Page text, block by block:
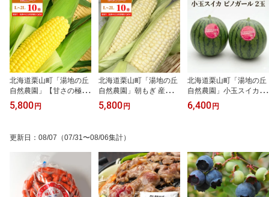
北海道栗山町「湯地の丘
自然農園」【甘さの極み
栗山コーン】10本 L〜2L
サイズ朝もぎ 産地直送※
送予定とうもろこし 北海
道トウモロコシ 北海道
とうもろこし 送料無料
ゴールドラッシュ 黄色
甘い
5,800 円
北海道栗山町「湯地の丘
自然農園」朝もぎ 産地直
送 北海道 とうもろこし
【ホイップコーン】10本
8月下旬より発送予定と
うもろこし 北海道 白い
トウモロコシ ピュアホワ
イト 甘い フルーツコー
ン
5,800 円
北海道栗山町「湯地の丘
自然農園」小玉スイカ ピ
ノガール 2玉 (1玉当たり
1.5～1.7kg)産地直送※送
小玉 すいか 北海道産
6,400 円
更新日 ： 08/07 （07/31〜08/06集計）